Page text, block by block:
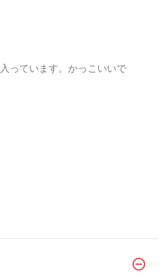
っています。かっこいいで